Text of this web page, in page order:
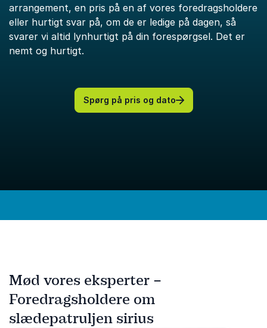
arrangement, en pris på en af vores foredragsholdere
eller hurtigt svar på, om de er ledige på dagen, så
svarer vi altid lynhurtigt på din forespørgsel. Det er
nemt og hurtigt.
Spørg på pris og dato
Mød vores eksperter –
Foredragsholdere om
slædepatruljen sirius